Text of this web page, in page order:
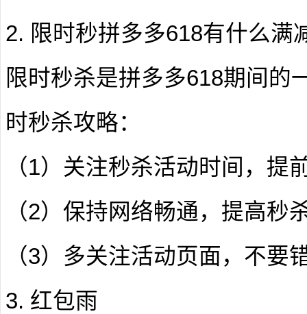
2. 限时秒拼多多618有什么满
限时秒杀是拼多多618期间的
时秒杀攻略：
（1）关注秒杀活动时间，提
（2）保持网络畅通，提高秒
（3）多关注活动页面，不要
3. 红包雨